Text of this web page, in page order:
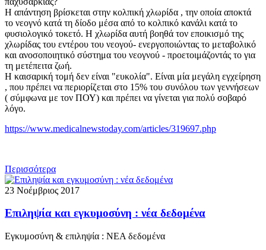
Η απάντηση βρίσκεται στην κολπική χλωρίδα , την οποία αποκτά
το νεογνό κατά τη δίοδο μέσα από το κολπικό κανάλι κατά το
φυσιολογικό τοκετό. Η χλωρίδα αυτή βοηθά τον εποικισμό της
χλωρίδας του εντέρου του νεογού- ενεργοποιώντας το μεταβολικό
και ανοσοποιητικό σύστημα του νεογνού - προετοιμάζοντάς το για
τη μετέπειτα ζωή.
Η καισαρική τομή δεν είναι "ευκολία". Είναι μία μεγάλη εγχείρηση
, που πρέπει να περιορίζεται στο 15% του συνόλου των γεννήσεων
( σύμφωνα με τον ΠΟΥ) και πρέπει να γίνεται για πολύ σοβαρό
λόγο.
https://www.medicalnewstoday.com/articles/319697.php
Περισσότερα
23 Νοέμβριος 2017
Επιληψία και εγκυμοσύνη : νέα δεδομένα
Εγκυμοσύνη & επιληψία : ΝΕΑ δεδομένα